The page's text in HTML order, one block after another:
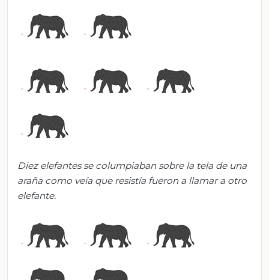
Diez elefantes se columpiaban sobre la tela de una
araña como veía que resistía fueron a llamar a otro
elefante.